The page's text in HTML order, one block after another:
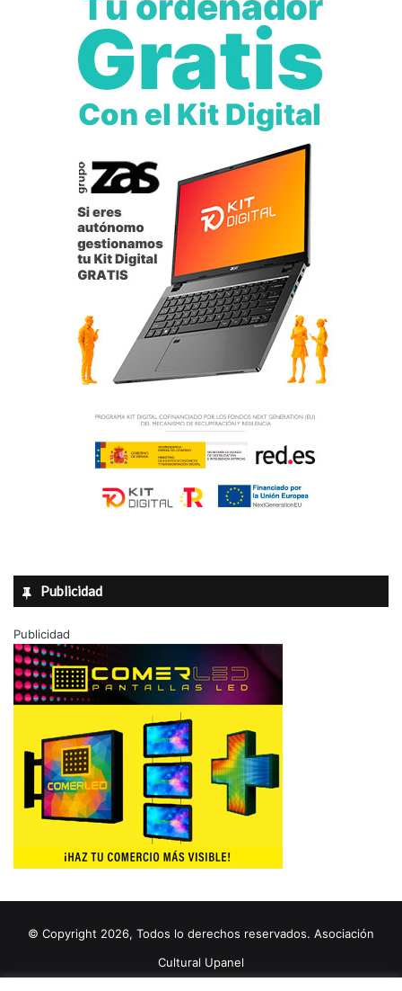
Publicidad
Publicidad
© Copyright 2026, Todos lo derechos reservados. Asociación
Cultural Upanel